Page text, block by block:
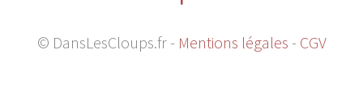
© DansLesCloups.fr - Mentions légales - CGV